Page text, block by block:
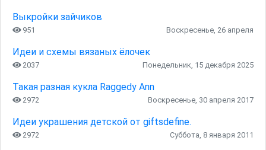
Выкройки зайчиков
951 Воскресенье, 26 апреля
Идеи и схемы вязаных ёлочек
2037 Понедельник, 15 декабря 2025
Такая разная кукла Raggedy Ann
2972 Воскресенье, 30 апреля 2017
Идеи украшения детской от giftsdefine.
2972 Суббота, 8 января 2011